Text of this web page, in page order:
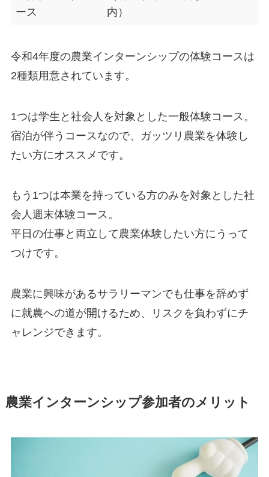
ース
内）
令和4年度の農業インターンシップの体験コースは
2種類用意されています。
1つは学生と社会人を対象とした一般体験コース。
宿泊が伴うコースなので、
ガッツリ農業を体験し
たい方にオススメ です。
もう1つは本業を持っている方のみを対象とした社
会人週末体験コース。
平日の仕事と両立して農業体験したい方にうって
つけです。
農業に興味があるサラリーマンでも仕事を辞めず
に就農への道が開けるため、リスクを負わずにチ
ャレンジできます。
農業インターンシップ参加者のメリット